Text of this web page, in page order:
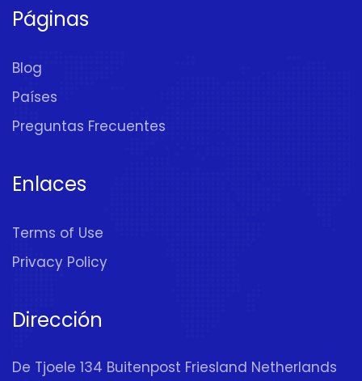
Páginas
Blog
Países
Preguntas Frecuentes
Enlaces
Terms of Use
Privacy Policy
Dirección
De Tjoele 134 Buitenpost Friesland Netherlands